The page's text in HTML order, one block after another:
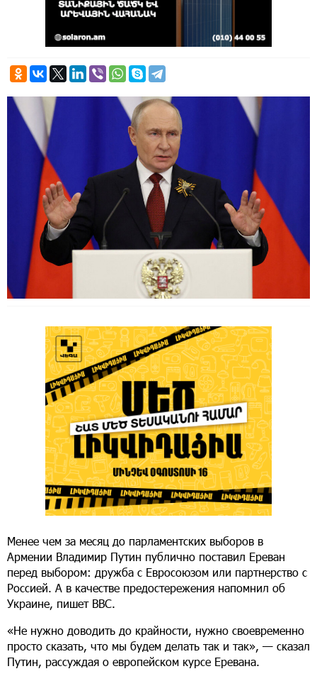
Менее чем за месяц до парламентских выборов в
Армении Владимир Путин публично поставил Ереван
перед выбором: дружба с Евросоюзом или партнерство с
Россией. А в качестве предостережения напомнил об
Украине, пишет BBC.
«Не нужно доводить до крайности, нужно своевременно
просто сказать, что мы будем делать так и так», — сказал
Путин, рассуждая о европейском курсе Еревана.